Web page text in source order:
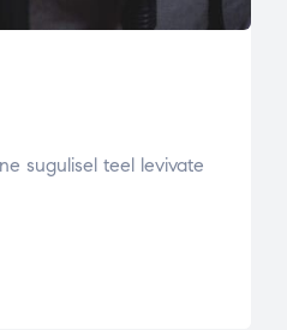
sugulisel teel levivate